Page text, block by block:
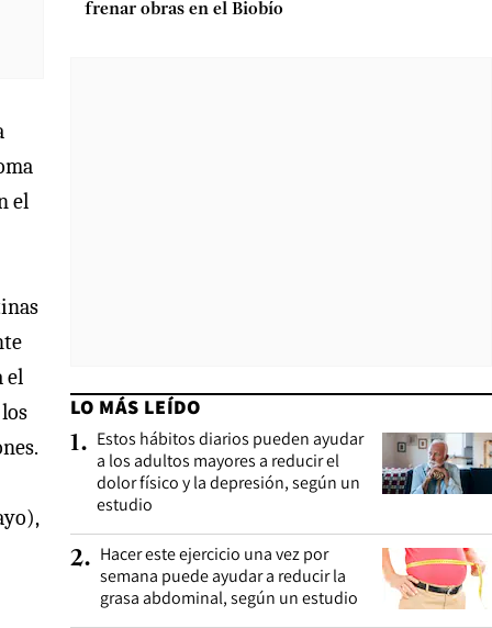
el
el
frenar obras en el Biobío
LO MÁS LEÍDO
1. Estos hábitos diarios pueden ayudar
a los adultos mayores a reducir el
dolor físico y la depresión, según un
estudio
2. Hacer este ejercicio una vez por
semana puede ayudar a reducir la
grasa abdominal, según un estudio